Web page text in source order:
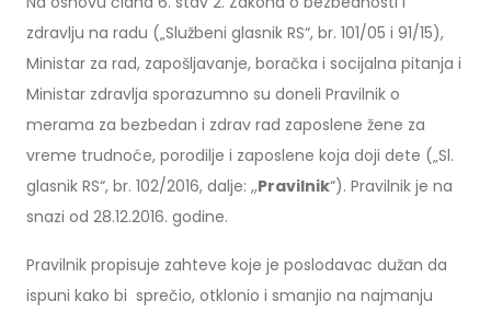
zdravlju na radu („Službeni glasnik RS“, br. 101/05 i 91/15),
Ministar za rad, zapošljavanje, boračka i socijalna pitanja i
Ministar zdravlja sporazumno su doneli Pravilnik o
merama za bezbedan i zdrav rad zaposlene žene za
vreme trudnoće, porodilje i zaposlene koja doji dete („Sl.
glasnik RS“, br. 102/2016, dalje: ,,Pravilnik“). Pravilnik je na
snazi od 28.12.2016. godine.
Pravilnik propisuje zahteve koje je poslodavac dužan da
ispuni kako bi sprečio, otklonio i smanjio na najmanju